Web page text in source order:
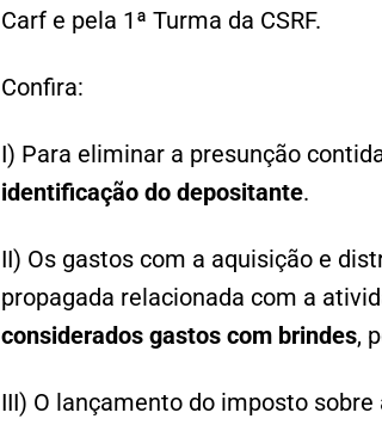
Carf e pela 1ª Turma da CSRF.
Confira:
I) Para eliminar a presunção
identificação do depositante.
II) Os gastos com a aquisição e
propagada relacionada com a
considerados gastos com brindes,
III) O lançamento do imposto